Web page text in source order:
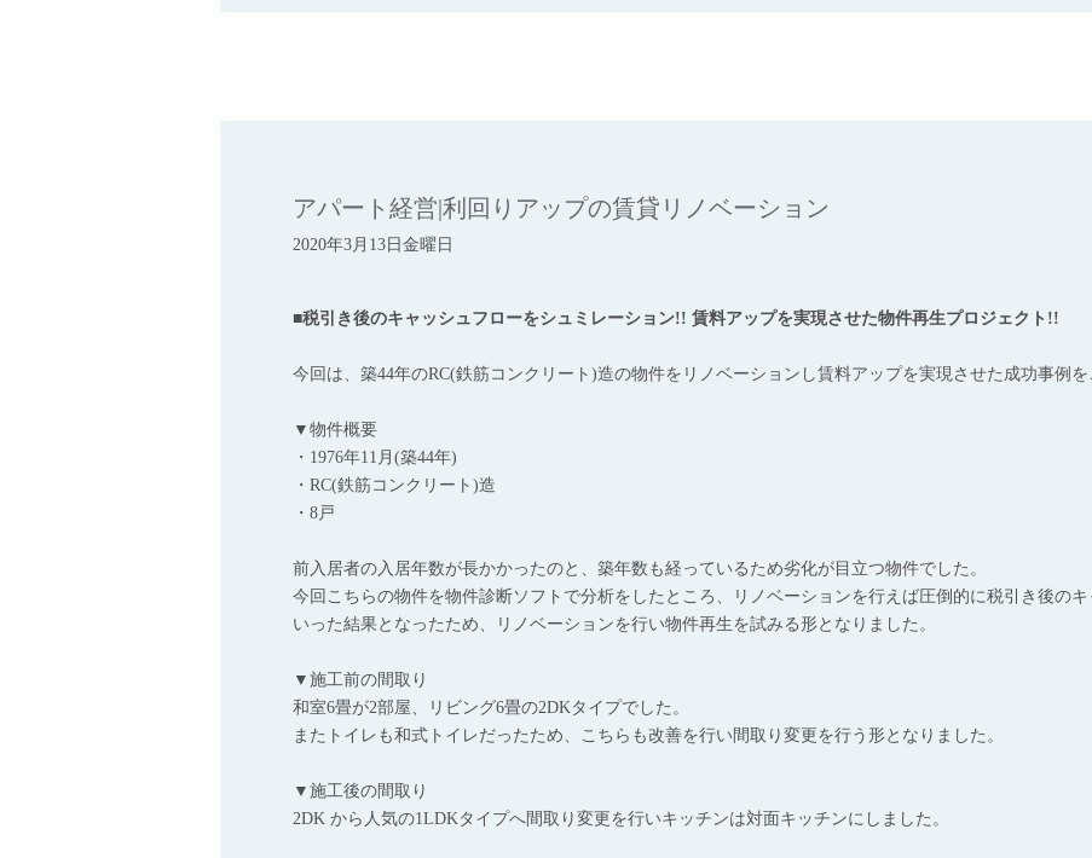
アパート経営|利回りアップの賃貸リノベーション
2020年3月13日金曜日
■税引き後のキャッシュフローをシュミレーション!! 賃料アップを実現させた物件再生プロジェクト!!
今回は、築44年のRC(鉄筋コンクリート)造の物件をリノベーションし賃料アップを実現させた成功事例
▼物件概要
・1976年11月(築44年)
・RC(鉄筋コンクリート)造
・8戸
前入居者の入居年数が長かかったのと、築年数も経っているため劣化が目立つ物件でした。
今回こちらの物件を物件診断ソフトで分析をしたところ、リノベーションを行えば圧倒的に税引き後の
いった結果となったため、リノベーションを行い物件再生を試みる形となりました。
▼施工前の間取り
和室6畳が2部屋、リビング6畳の2DKタイプでした。
またトイレも和式トイレだったため、こちらも改善を行い間取り変更を行う形となりました。
▼施工後の間取り
2DK から人気の1LDKタイプへ間取り変更を行いキッチンは対面キッチンにしました。